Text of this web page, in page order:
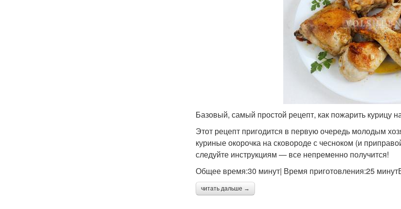
Базовый, самый простой рецепт, как пожарить курицу
Этот рецепт пригодится в первую очередь молодым
куриные окорочка на сковороде с чесноком (и
следуйте инструкциям — все непременно получится!
Общее время:30 минут| Время приготовления:25
читать дальше →